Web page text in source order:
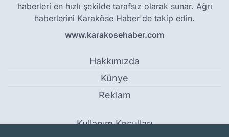
haberleri en hızlı şekilde tarafsız olarak sunar. Ağrı
haberlerini Karaköse Haber'de takip edin.
www.karakosehaber.com
Hakkımızda
Künye
Reklam
Kullanım Koşulları